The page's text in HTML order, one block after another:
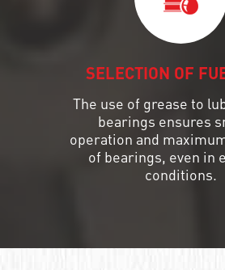
SELECTION OF
The use of grease to
bearings ensures
operation and
of bearings, even in
conditions.